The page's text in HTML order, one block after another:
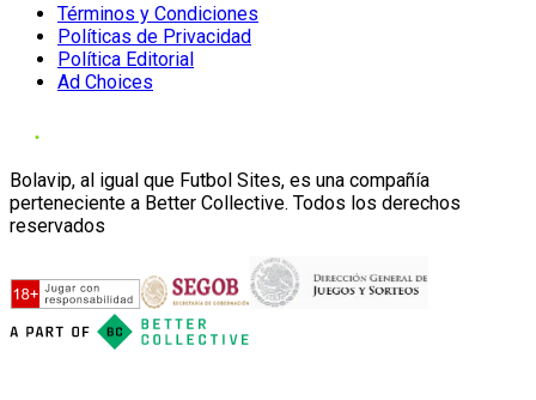
Términos y Condiciones
Políticas de Privacidad
Política Editorial
Ad Choices
Bolavip, al igual que Futbol Sites, es una compañía
perteneciente a Better Collective. Todos los derechos
reservados